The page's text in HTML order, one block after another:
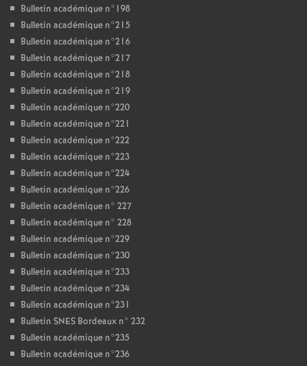
Bulletin académique n°198
Bulletin académique n°215
Bulletin académique n°216
Bulletin académique n°217
Bulletin académique n°218
Bulletin académique n°219
Bulletin académique n°220
Bulletin académique n°221
Bulletin académique n°222
Bulletin académique n°223
Bulletin académique n°224
Bulletin académique n°226
Bulletin académique n° 227
Bulletin académique n° 228
Bulletin académique n°229
Bulletin académique n°230
Bulletin académique n°233
Bulletin académique n°234
Bulletin académique n°231
Bulletin SNES Bordeaux n° 232
Bulletin académique n°235
Bulletin académique n°236